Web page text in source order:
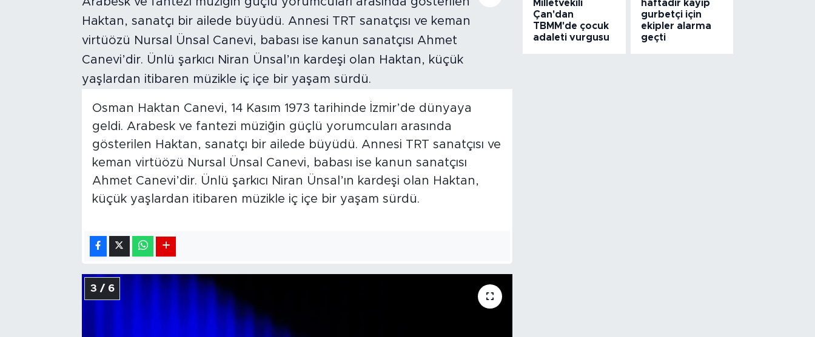
Osman Haktan Canevi, 14 Kasım 1973 tarihinde İzmir’de dünyaya
geldi. Arabesk ve fantezi müziğin güçlü yorumcuları arasında
gösterilen Haktan, sanatçı bir ailede büyüdü. Annesi TRT sanatçısı ve
keman virtüözü Nursal Ünsal Canevi, babası ise kanun sanatçısı
Ahmet Canevi’dir. Ünlü şarkıcı Niran Ünsal’ın kardeşi olan Haktan,
küçük yaşlardan itibaren müzikle iç içe bir yaşam sürdü.
3 / 6
Milletvekili
Çan'dan
TBMM'de çocuk
adaleti vurgusu
haftadır kayıp
gurbetçi için
ekipler alarma
geçti